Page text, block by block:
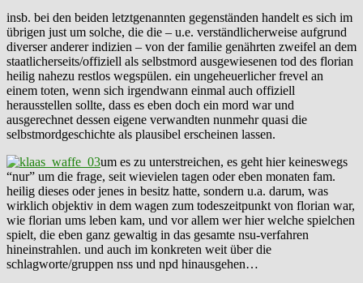
insb. bei den beiden letztgenannten gegenständen handelt es sich im
übrigen just um solche, die die – u.e. verständlicherweise aufgrund
diverser anderer indizien – von der familie genährten zweifel an dem
staatlicherseits/offiziell als selbstmord ausgewiesenen tod des florian
heilig nahezu restlos wegspülen. ein ungeheuerlicher frevel an
einem toten, wenn sich irgendwann einmal auch offiziell
herausstellen sollte, dass es eben doch ein mord war und
ausgerechnet dessen eigene verwandten nunmehr quasi die
selbstmordgeschichte als plausibel erscheinen lassen.
um es zu unterstreichen, es geht hier keineswegs
“nur” um die frage, seit wievielen tagen oder eben monaten fam.
heilig dieses oder jenes in besitz hatte, sondern u.a. darum, was
wirklich objektiv in dem wagen zum todeszeitpunkt von florian war,
wie florian ums leben kam, und vor allem wer hier welche spielchen
spielt, die eben ganz gewaltig in das gesamte nsu-verfahren
hineinstrahlen. und auch im konkreten weit über die
schlagworte/gruppen nss und npd hinausgehen…